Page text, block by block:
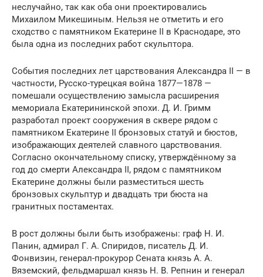
неслучайно, так как оба они проектировались
Михаилом Микешиным. Нельзя не отметить и его
сходство с памятником Екатерине II в Краснодаре, это
была одна из последних работ скульптора.
События последних лет царствования Александра II — в
частности, Русско-турецкая война 1877—1878 —
помешали осуществлению замысла расширения
мемориала Екатерининской эпохи. Д. И. Гримм
разработал проект сооружения в сквере рядом с
памятником Екатерине II бронзовых статуй и бюстов,
изображающих деятелей славного царствования.
Согласно окончательному списку, утверждённому за
год до смерти Александра II, рядом с памятником
Екатерине должны были разместиться шесть
бронзовых скульптур и двадцать три бюста на
гранитных постаментах.
В рост должны были быть изображены: граф Н. И.
Панин, адмирал Г. А. Спиридов, писатель Д. И.
Фонвизин, генерал-прокурор Сената князь А. А.
Вяземский, фельдмаршал князь Н. В. Репнин и генерал